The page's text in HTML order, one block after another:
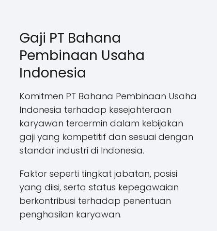
Gaji PT Bahana
Pembinaan Usaha
Indonesia
Komitmen PT Bahana Pembinaan Usaha
Indonesia terhadap kesejahteraan
karyawan tercermin dalam kebijakan
gaji yang kompetitif dan sesuai dengan
standar industri di Indonesia.
Faktor seperti tingkat jabatan, posisi
yang diisi, serta status kepegawaian
berkontribusi terhadap penentuan
penghasilan karyawan.